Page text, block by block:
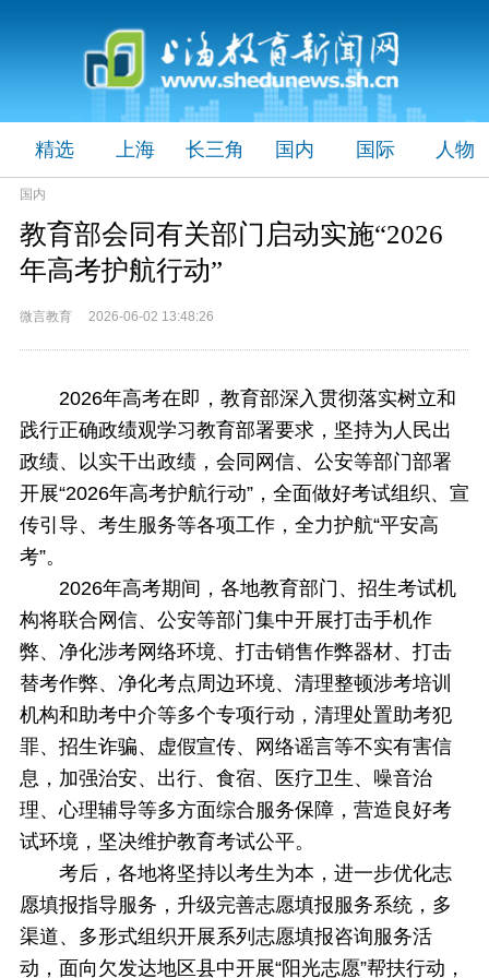
精选 上海 长三角 国内 国际 人物
国内
教育部会同有关部门启动实施“2026
年高考护航行动”
微言教育 2026-06-02 13:48:26
2026年高考在即，教育部深入贯彻落实树立和
践行正确政绩观学习教育部署要求，坚持为人民出
政绩、以实干出政绩，会同网信、公安等部门部署
开展“2026年高考护航行动”，全面做好考试组织、宣
传引导、考生服务等各项工作，全力护航“平安高
考”。
2026年高考期间，各地教育部门、招生考试机
构将联合网信、公安等部门集中开展打击手机作
弊、净化涉考网络环境、打击销售作弊器材、打击
替考作弊、净化考点周边环境、清理整顿涉考培训
机构和助考中介等多个专项行动，清理处置助考犯
罪、招生诈骗、虚假宣传、网络谣言等不实有害信
息，加强治安、出行、食宿、医疗卫生、噪音治
理、心理辅导等多方面综合服务保障，营造良好考
试环境，坚决维护教育考试公平。
考后，各地将坚持以考生为本，进一步优化志
愿填报指导服务，升级完善志愿填报服务系统，多
渠道、多形式组织开展系列志愿填报咨询服务活
动，面向欠发达地区县中开展“阳光志愿”帮扶行动，